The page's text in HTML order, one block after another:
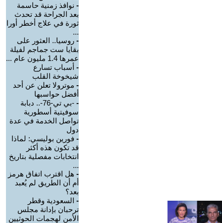
- نوافذ زمنية حاسمة
بعد الجراحة قد تحدث
ثورة في علاج أخطر أورا
...
- روسيا.. العثور على
بقايا ست جماجم لفيلة
عمرها 1.4 مليون عام ...
- أسباب تسارع
شيخوخة القلب
- موترولا تعلن عن أحد
أفضل حواسبها
-
-بي تي-76-.. دبابة
سوفيتية أسطورية
تواصل الخدمة في عدة
دول
- فورين بوليسي: لماذا
قد تكون هذه أكثر
انتخابات مفصلية بتاريخ
...
- هل اقترب اتفاق هرمز
أم أن الطريق لم يُعبد
بعد؟
- السعودية وقطر
ترحبان بإدانة مجلس
الأمن لهجمات الحوثيين